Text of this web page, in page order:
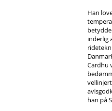
Han
inderlig
Cardhu
han på